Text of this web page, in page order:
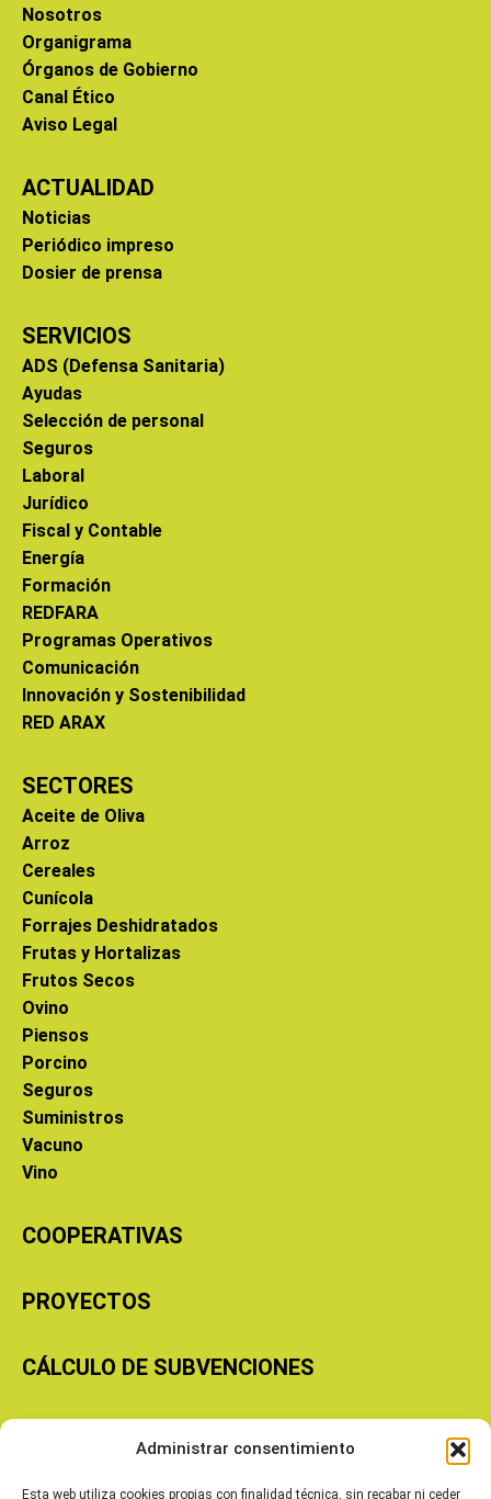
Administrar consentimiento
Esta web utiliza cookies propias con finalidad técnica, sin recabar ni ceder
Nosotros
Organigrama
Órganos de Gobierno
Canal Ético
Aviso Legal
ACTUALIDAD
Noticias
Periódico impreso
Dosier de prensa
SERVICIOS
ADS (Defensa Sanitaria)
Ayudas
Selección de personal
Seguros
Laboral
Jurídico
Fiscal y Contable
Energía
Formación
REDFARA
Programas Operativos
Comunicación
Innovación y Sostenibilidad
RED ARAX
SECTORES
Aceite de Oliva
Arroz
Cereales
Cunícola
Forrajes Deshidratados
Frutas y Hortalizas
Frutos Secos
Ovino
Piensos
Porcino
Seguros
Suministros
Vacuno
Vino
COOPERATIVAS
PROYECTOS
CÁLCULO DE SUBVENCIONES